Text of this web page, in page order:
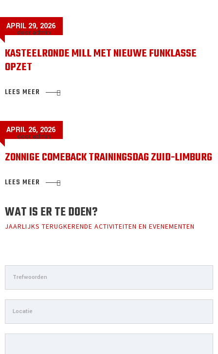
APRIL 29, 2026
door admin
KASTEELRONDE MILL MET NIEUWE FUNKLASSE
OPZET
LEES MEER
APRIL 26, 2026
door admin
ZONNIGE COMEBACK TRAININGSDAG ZUID-LIMBURG
LEES MEER
WAT IS ER TE DOEN?
JAARLIJKS TERUGKERENDE ACTIVITEITEN EN EVENEMENTEN